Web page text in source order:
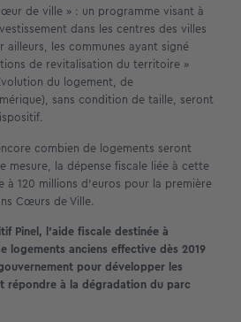
de ville » : un programme visant à
dans les centres des villes
ailleurs, les communes ayant signé
de revitalisation du territoire »
du logement, de
sans condition de taille, seront
combien de logements seront
mesure, la dépense fiscale liée à cette
à 120 millions d’euros pour la première
Cœurs de Ville.
Pinel, l’aide fiscale destinée à
logements anciens effective dès 2019
pour développer les
répondre à la dégradation du parc